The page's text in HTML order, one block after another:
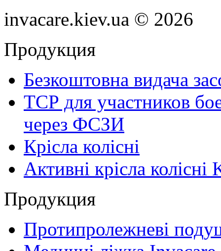
invacare.kiev.ua © 2026
Продукция
Безкоштовна видача
ТСР для участников
через ФСЗИ
Крісла колісні
Активні крісла колісні
Продукция
Протипролежневі